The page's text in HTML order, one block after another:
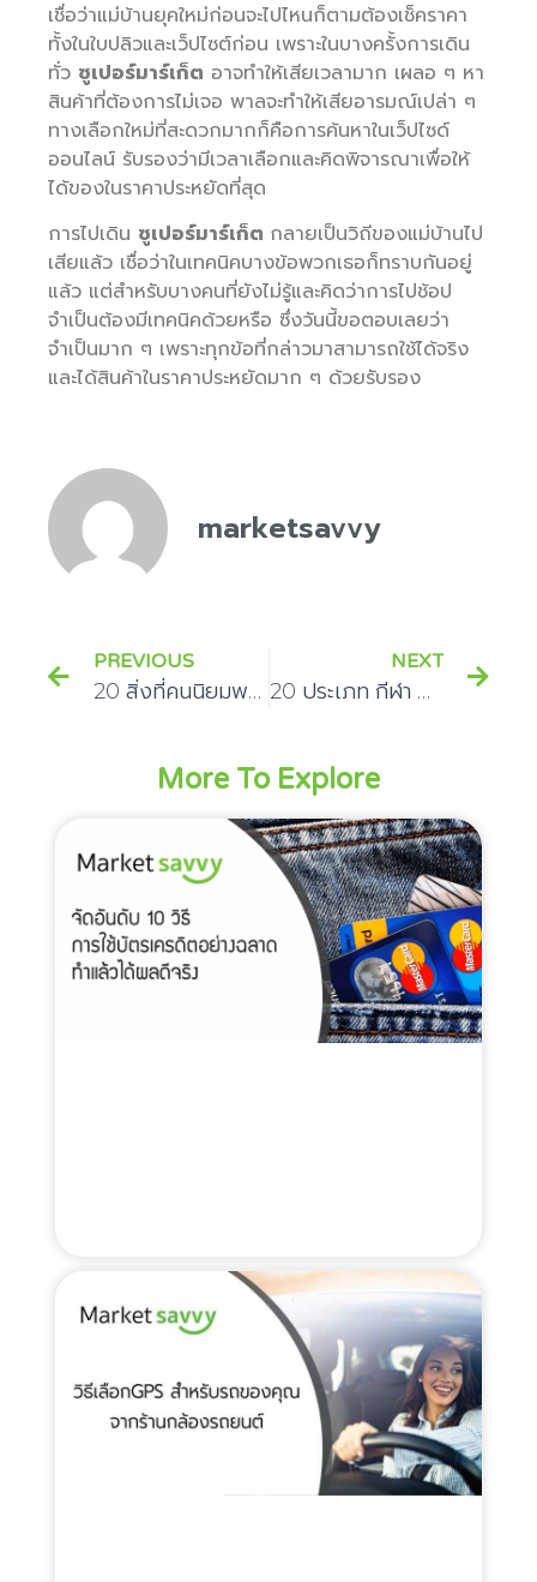
เชื่อว่าแม่บ้านยุคใหม่ก่อนจะไปไหนก็ตามต้องเช็คราคา
ทั้งในใบปลิวและเว็ปไซต์ก่อน เพราะในบางครั้งการเดิน
ทั่ว ซูเปอร์มาร์เก็ต อาจทำให้เสียเวลามาก เผลอ ๆ หา
สินค้าที่ต้องการไม่เจอ พาลจะทำให้เสียอารมณ์เปล่า ๆ
ทางเลือกใหม่ที่สะดวกมากก็คือการค้นหาในเว็ปไซด์
ออนไลน์ รับรองว่ามีเวลาเลือกและคิดพิจารณาเพื่อให้
ได้ของในราคาประหยัดที่สุด
การไปเดิน ซูเปอร์มาร์เก็ต กลายเป็นวิถีของแม่บ้านไป
เสียแล้ว เชื่อว่าในเทคนิคบางข้อพวกเธอก็ทราบกันอยู่
แล้ว แต่สำหรับบางคนที่ยังไม่รู้และคิดว่าการไปช้อป
จำเป็นต้องมีเทคนิคด้วยหรือ ซึ่งวันนี้ขอตอบเลยว่า
จำเป็นมาก ๆ เพราะทุกข้อที่กล่าวมาสามารถใช้ได้จริง
และได้สินค้าในราคาประหยัดมาก ๆ ด้วยรับรอง
marketsavvy
PREVIOUS
20 สิ่งที่คนนิยมพกติดกระเป๋า เมื่อไป เที่ยวต่างประเทศ
NEXT
20 ประเภท กีฬา Extreme คนที่ชอบความท้าทายห้ามพลาด
More To Explore